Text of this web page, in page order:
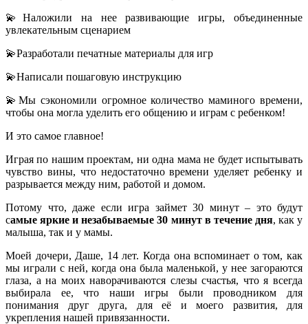
💫Наложили на нее развивающие игры, объединенные
увлекательным сценарием
💫Разработали печатные материалы для игр
💫Написали пошаговую инструкцию
💫Мы сэкономили огромное количество маминого времени,
чтобы она могла уделить его общению и играм с ребенком!
И это самое главное!
Играя по нашим проектам, ни одна мама не будет испытывать
чувство вины, что недостаточно времени уделяет ребенку и
разрывается между ним, работой и домом.
Потому что, даже если игра займет 30 минут – это будут
самые яркие и незабываемые 30 минут в течение дня, как у
малыша, так и у мамы.
Моей дочери, Даше, 14 лет. Когда она вспоминает о том, как
мы играли с ней, когда она была маленькой, у нее загораются
глаза, а на моих наворачиваются слезы счастья, что я всегда
выбирала ее, что наши игры были проводником для
понимания друг друга, для её и моего развития, для
укрепления нашей привязанности.